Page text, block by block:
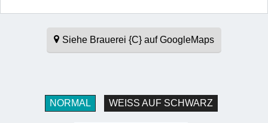
Siehe Brauerei {C} auf GoogleMaps
NORMAL WEISS AUF SCHWARZ